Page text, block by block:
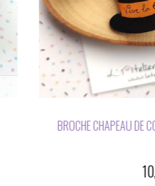
BRACELET